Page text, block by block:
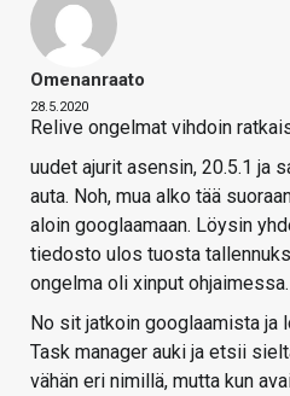
Omenanraato
28.5.2020
Relive ongelmat vihdoin
uudet ajurit asensin, 20.5.1 ja
auta. Noh, mua alko tää
aloin googlaamaan. Löysin
tiedosto ulos tuosta
ongelma oli xinput
No sit jatkoin googlaamista ja
Task manager auki ja etsii
vähän eri nimillä, mutta kun